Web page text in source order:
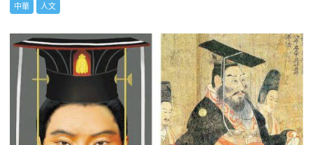
中華 人文